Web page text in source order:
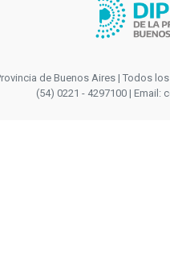
de Buenos Aires | Todos
(54) 0221 - 4297100 |